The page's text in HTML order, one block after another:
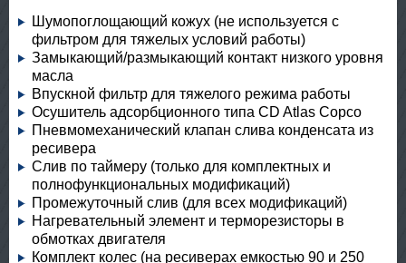
Шумопоглощающий кожух (не используется с
фильтром для тяжелых условий работы)
Замыкающий/размыкающий контакт низкого уровня
масла
Впускной фильтр для тяжелого режима работы
Осушитель адсорбционного типа CD Atlas Copco
Пневмомеханический клапан слива конденсата из
ресивера
Слив по таймеру (только для комплектных и
полнофункциональных модификаций)
Промежуточный слив (для всех модификаций)
Нагревательный элемент и терморезисторы в
обмотках двигателя
Комплект колес (на ресиверах емкостью 90 и 250